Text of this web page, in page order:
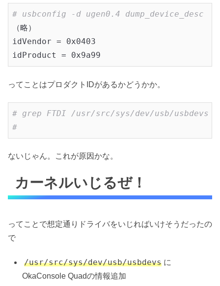
# usbconfig -d ugen0.4 dump_device_desc
（略）
idVendor = 0x0403
idProduct = 0x9a99
ってことはプロダクトIDがあるかどうかか。
# grep FTDI /usr/src/sys/dev/usb/usbdevs |
#
ないじゃん。これが原因かな。
カーネルいじるぜ！
ってことで想定通りドライバをいじればいけそうだったの
で
/usr/src/sys/dev/usb/usbdevs に
OkaConsole Quadの情報追加